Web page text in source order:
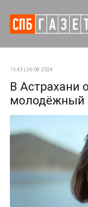
13:43 | 26-08-2024
В Астрахани
молодёжный